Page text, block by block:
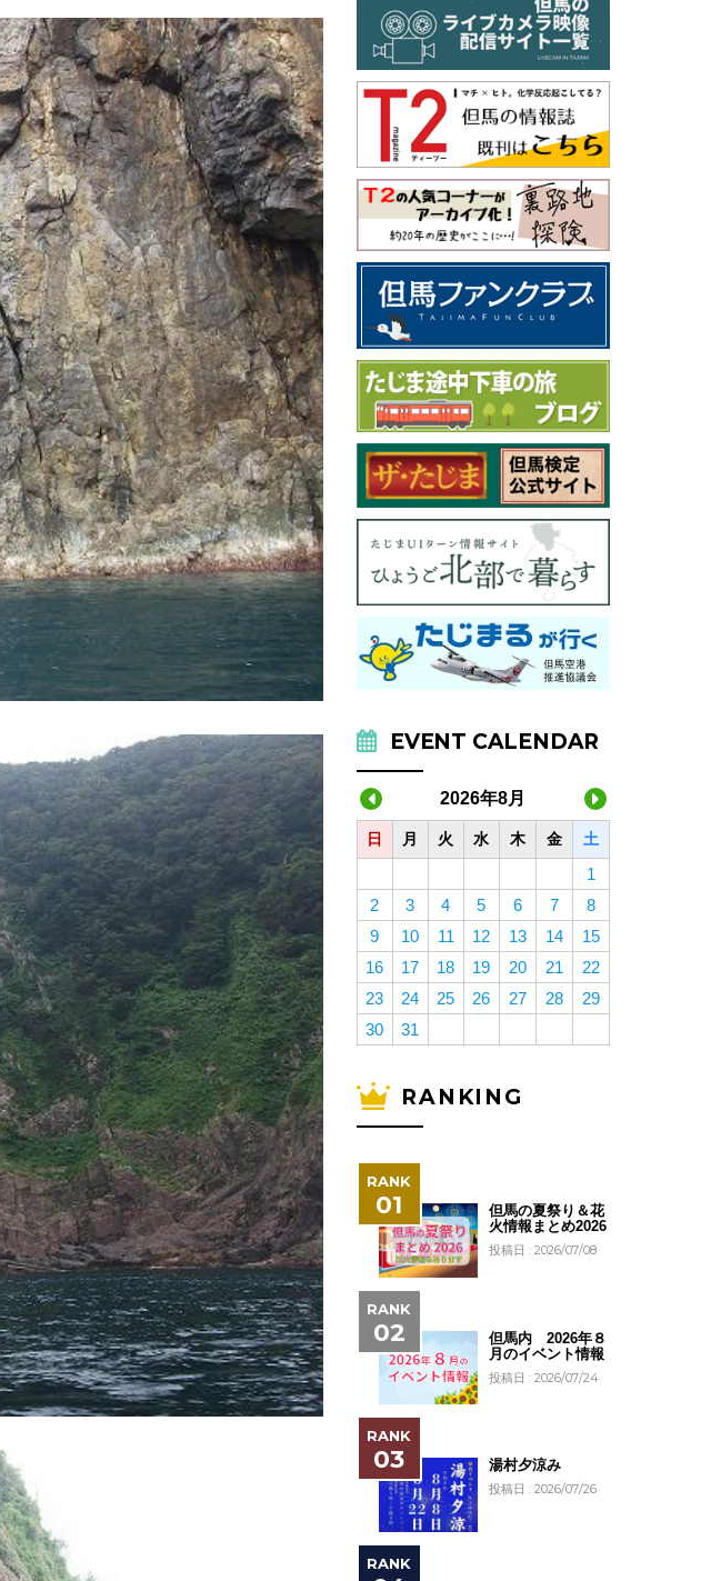
EVENT CALENDAR
2026年8月
日 月 火 水 木 金 土
1
2
3 4 5 6 7
8
9
10 11 12 13 14
15
16
17 18 19 20 21
22
23
24 25 26 27 28
29
30
31
RANKING
但馬の夏祭り＆花
火情報まとめ2026
投稿日 : 2026/07/08
但馬内 2026年８
月のイベント情報
投稿日 : 2026/07/24
湯村夕涼み
投稿日 : 2026/07/26